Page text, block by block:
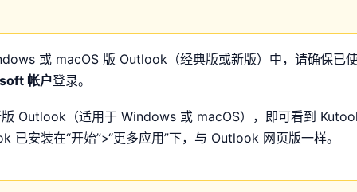
或 macOS 版 Outlook（经典版或新版）中，请确保已
帐户登录。
Outlook（适用于 Windows 或 macOS），即可看到
已安装在“开始”>“更多应用”下，与 Outlook 网页版一样。